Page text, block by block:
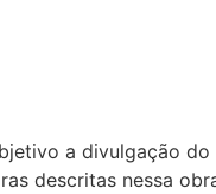
a divulgação
descritas nessa